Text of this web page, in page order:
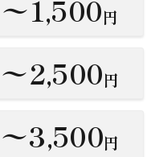
〜1,500円
〜2,500円
〜3,500円